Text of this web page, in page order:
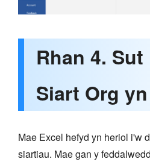
Rhan 4.
Siart Org
Mae Excel hefyd yn heriol i'w
siartiau. Mae gan y